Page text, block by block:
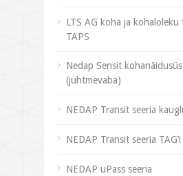
LTS AG koha ja
TAPS
Nedap Sensit
(juhtmevaba)
NEDAP Transit seeria
NEDAP Transit seeria
NEDAP uPass seeria